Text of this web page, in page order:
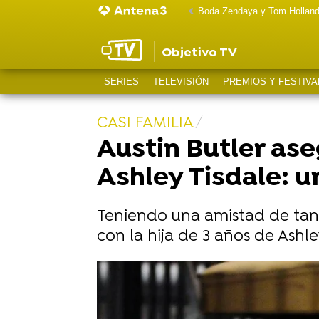
Boda Zendaya y Tom Holland
Objetivo TV
SERIES TELEVISIÓN PREMIOS Y
CASI FAMILIA
Austin Butler
Ashley Tisdale:
Teniendo una amistad de
con la hija de 3 años de
Zac Efron reacciona a los